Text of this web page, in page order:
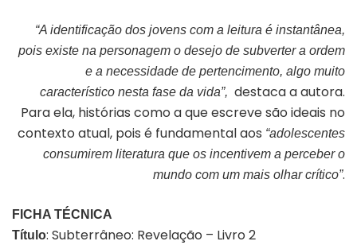
“A identificação dos jovens com a leitura é instantânea,
pois existe na personagem o desejo de subverter a ordem
e a necessidade de pertencimento, algo muito
característico nesta fase da vida”, destaca a autora.
Para ela, histórias como a que escreve são ideais no
contexto atual, pois é fundamental aos “adolescentes
consumirem literatura que os incentivem a perceber o
mundo com um mais olhar crítico”.
FICHA TÉCNICA
Título: Subterrâneo: Revelação – Livro 2